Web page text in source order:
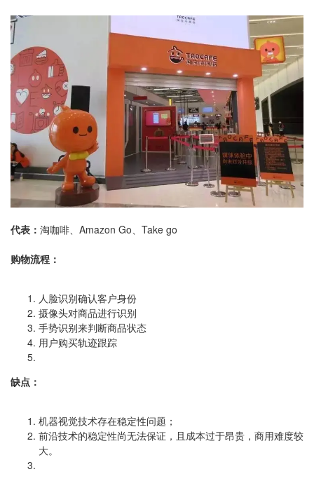
代表： 淘咖啡、Amazon Go、Take go
购物流程：
人脸识别确认客户身份
摄像头对商品进行识别
手势识别来判断商品状态
用户购买轨迹跟踪
缺点：
机器视觉技术存在稳定性问题；
前沿技术的稳定性尚无法保证，且成本过于昂贵，商用难度较
大。